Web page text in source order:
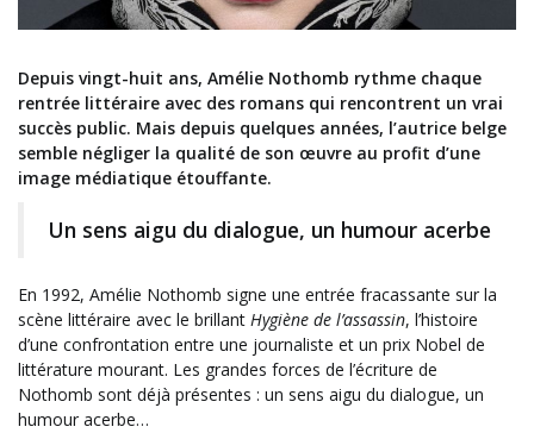
Depuis vingt-huit ans, Amélie Nothomb rythme chaque
rentrée littéraire avec des romans qui rencontrent un vrai
succès public. Mais depuis quelques années, l’autrice belge
semble négliger la qualité de son œuvre au profit d’une
image médiatique étouffante.
Un sens aigu du dialogue, un humour acerbe
En 1992, Amélie Nothomb signe une entrée fracassante sur la
scène littéraire avec le brillant Hygiène de l’assassin, l’histoire
d’une confrontation entre une journaliste et un prix Nobel de
littérature mourant. Les grandes forces de l’écriture de
Nothomb sont déjà présentes : un sens aigu du dialogue, un
humour acerbe…